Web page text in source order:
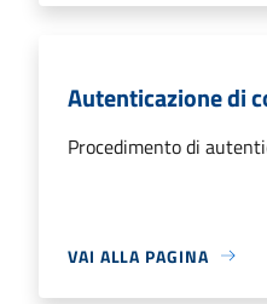
Autenticazione di
Procedimento di
VAI ALLA PAGINA